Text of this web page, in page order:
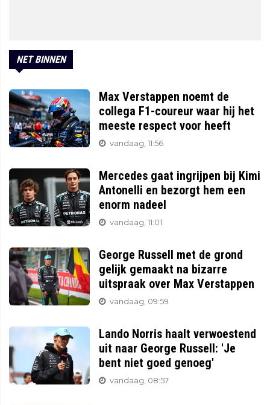
NET BINNEN
Max Verstappen noemt de
collega F1-coureur waar hij het
meeste respect voor heeft
vandaag, 11:56
Mercedes gaat ingrijpen bij Kimi
Antonelli en bezorgt hem een
enorm nadeel
vandaag, 11:01
George Russell met de grond
gelijk gemaakt na bizarre
uitspraak over Max Verstappen
vandaag, 09:59
Lando Norris haalt verwoestend
uit naar George Russell: 'Je
bent niet goed genoeg'
vandaag, 08:57